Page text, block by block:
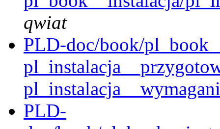
qwiat
PLD-doc/book/
PLD-